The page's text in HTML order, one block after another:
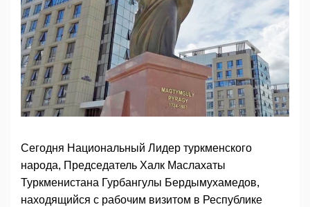
Сегодня Национальный Лидер туркменского
народа, Председатель Халк Маслахаты
Туркменистана Гурбангулы Бердымухамедов,
находящийся с рабочим визитом в Республике